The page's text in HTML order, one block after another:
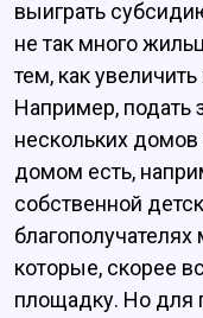
выиграть
не так много
тем, как
Например, подать
нескольких
домом есть,
собственной
которые, скорее
площадку. Но для